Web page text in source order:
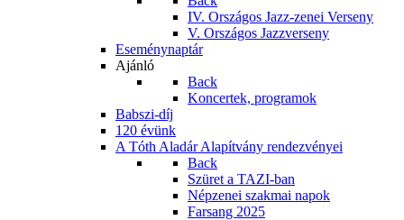
IV. Országos Jazz-zenei Verseny
V. Országos Jazzverseny
Eseménynaptár
Ajánló
Back
Koncertek, programok
Babszi-díj
120 évünk
A Tóth Aladár Alapítvány rendezvényei
Back
Szüret a TAZI-ban
Népzenei szakmai napok
Farsang 2025